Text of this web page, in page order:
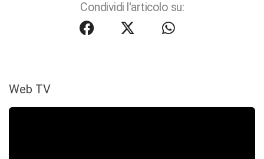
Condividi l'articolo su:
Web TV